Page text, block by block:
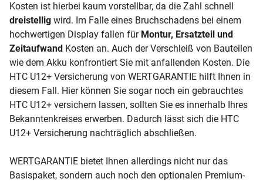
Kosten ist hierbei kaum vorstellbar, da die Zahl schnell
dreistellig wird. Im Falle eines Bruchschadens bei einem
hochwertigen Display fallen für Montur, Ersatzteil und
Zeitaufwand Kosten an. Auch der Verschleiß von Bauteilen
wie dem Akku konfrontiert Sie mit anfallenden Kosten. Die
HTC U12+ Versicherung von WERTGARANTIE hilft Ihnen in
diesem Fall. Hier können Sie sogar noch ein gebrauchtes
HTC U12+ versichern lassen, sollten Sie es innerhalb Ihres
Bekanntenkreises erwerben. Dadurch lässt sich die HTC
U12+ Versicherung nachträglich abschließen.
WERTGARANTIE bietet Ihnen allerdings nicht nur das
Basispaket, sondern auch noch den optionalen Premium-